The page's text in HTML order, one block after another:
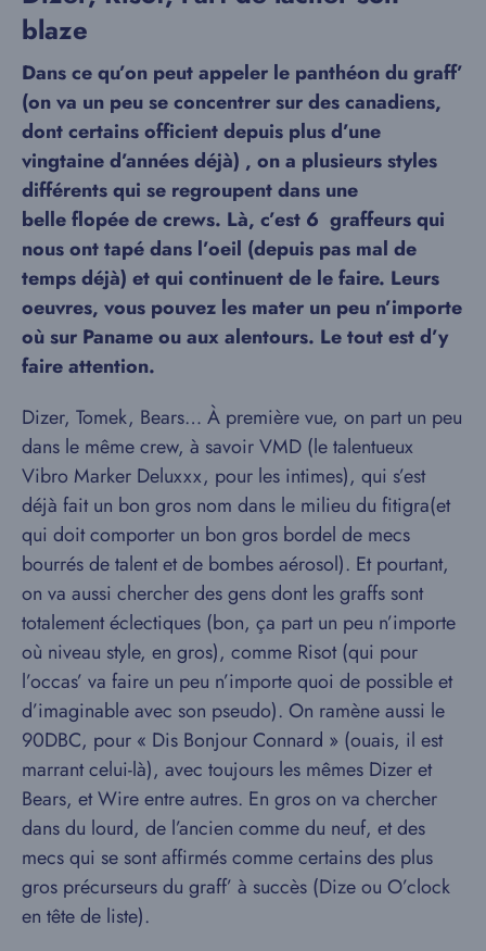
blaze
Dans ce qu’on peut appeler le panthéon du graff’
(on va un peu se concentrer sur des canadiens,
dont certains officient depuis plus d’une
vingtaine d’années déjà) , on a plusieurs styles
différents qui se regroupent dans une
belle flopée de crews. Là, c’est 6 graffeurs qui
nous ont tapé dans l’oeil (depuis pas mal de
temps déjà) et qui continuent de le faire. Leurs
oeuvres, vous pouvez les mater un peu n’importe
où sur Paname ou aux alentours. Le tout est d’y
faire attention.
Dizer, Tomek, Bears… À première vue, on part un peu
dans le même crew, à savoir VMD (le talentueux
Vibro Marker Deluxxx, pour les intimes), qui s’est
déjà fait un bon gros nom dans le milieu du fitigra(et
qui doit comporter un bon gros bordel de mecs
bourrés de talent et de bombes aérosol). Et pourtant,
on va aussi chercher des gens dont les graffs sont
totalement éclectiques (bon, ça part un peu n’importe
où niveau style, en gros), comme Risot (qui pour
l’occas’ va faire un peu n’importe quoi de possible et
d’imaginable avec son pseudo). On ramène aussi le
90DBC, pour « Dis Bonjour Connard » (ouais, il est
marrant celui-là), avec toujours les mêmes Dizer et
Bears, et Wire entre autres. En gros on va chercher
dans du lourd, de l’ancien comme du neuf, et des
mecs qui se sont affirmés comme certains des plus
gros précurseurs du graff’ à succès (Dize ou O’clock
en tête de liste).